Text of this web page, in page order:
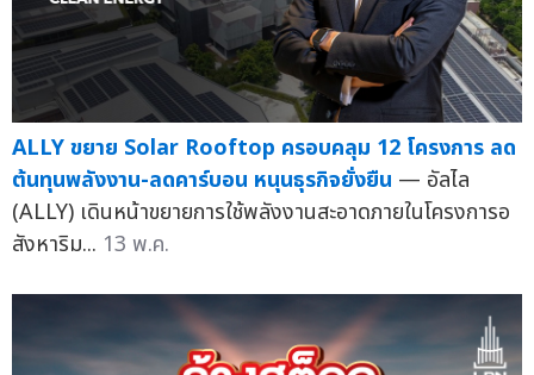
ALLY ขยาย Solar Rooftop ครอบคลุม 12 โครงการ ลด
ต้นทุนพลังงาน-ลดคาร์บอน หนุนธุรกิจยั่งยืน — อัลไล
(ALLY) เดินหน้าขยายการใช้พลังงานสะอาดภายในโครงการอ
สังหาริม... 13 พ.ค.